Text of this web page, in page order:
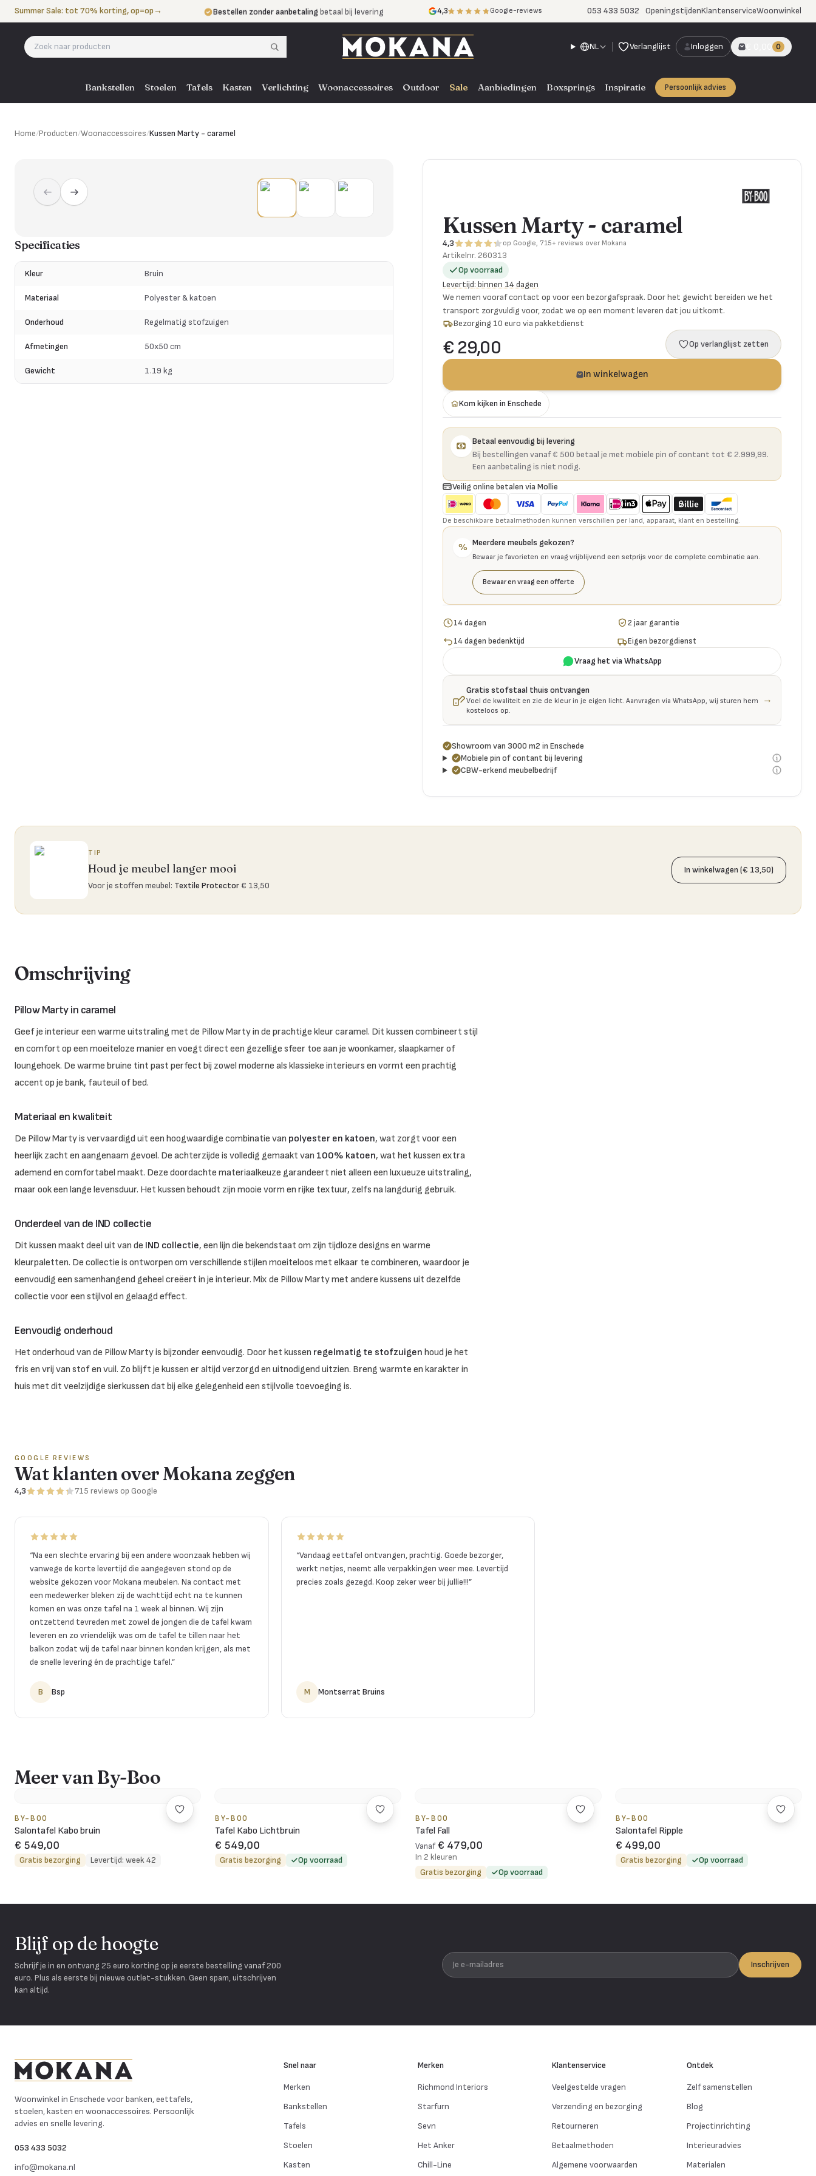
Naar de inhoud
Summer Sale: tot 70% korting, op=op→ Bestellen zonder aanbetaling betaal bij levering
Eigen bezorgdienst door heel NL, BE en DE
4,3 Google-reviews 053 433 5032 OpeningstijdenKlantenserviceWoonwinkel
NL Verlanglijst Inloggen € 0,00 0
Bankstellen Stoelen Tafels Kasten Verlichting Woonaccessoires Outdoor Sale Aanbiedingen Boxsprings Inspiratie Persoonlijk advies
Home/Producten/Woonaccessoires/Kussen Marty - caramel
Specificaties
Kleur Bruin
Materiaal Polyester & katoen
Onderhoud Regelmatig stofzuigen
Afmetingen 50x50 cm
Gewicht 1.19 kg
Kussen Marty - caramel
4,3 op Google, 715+ reviews over Mokana
Artikelnr. 260313
Op voorraad
Levertijd: binnen 14 dagen
We nemen vooraf contact op voor een bezorgafspraak. Door het gewicht bereiden we het
transport zorgvuldig voor, zodat we op een moment leveren dat jou uitkomt.
Bezorging 10 euro via pakketdienst
€ 29,00 Op verlanglijst zetten
In winkelwagen
Kom kijken in Enschede
Betaal eenvoudig bij levering
Bij bestellingen vanaf € 500 betaal je met mobiele pin of contant tot € 2.999,99.
Een aanbetaling is niet nodig.
Veilig online betalen via Mollie
De beschikbare betaalmethoden kunnen verschillen per land, apparaat, klant en bestelling.
% Meerdere meubels gekozen?
Bewaar je favorieten en vraag vrijblijvend een setprijs voor de complete combinatie aan.
Bewaar en vraag een offerte
14 dagen
2 jaar garantie
14 dagen bedenktijd
Eigen bezorgdienst
Vraag het via WhatsApp
Gratis stofstaal thuis ontvangen
Voel de kwaliteit en zie de kleur in je eigen licht. Aanvragen via WhatsApp, wij sturen hem
kosteloos op.
→
Showroom van 3000 m2 in Enschede
Mobiele pin of contant bij levering
CBW-erkend meubelbedrijf
TIP
Houd je meubel langer mooi
Voor je stoffen meubel: Textile Protector€ 13,50
In winkelwagen (€ 13,50)
Omschrijving
Pillow Marty in caramel
Geef je interieur een warme uitstraling met de Pillow Marty in de prachtige kleur caramel. Dit kussen combineert stijl
en comfort op een moeiteloze manier en voegt direct een gezellige sfeer toe aan je woonkamer, slaapkamer of
loungehoek. De warme bruine tint past perfect bij zowel moderne als klassieke interieurs en vormt een prachtig
accent op je bank, fauteuil of bed.
Materiaal en kwaliteit
De Pillow Marty is vervaardigd uit een hoogwaardige combinatie van polyester en katoen, wat zorgt voor een
heerlijk zacht en aangenaam gevoel. De achterzijde is volledig gemaakt van 100% katoen, wat het kussen extra
ademend en comfortabel maakt. Deze doordachte materiaalkeuze garandeert niet alleen een luxueuze uitstraling,
maar ook een lange levensduur. Het kussen behoudt zijn mooie vorm en rijke textuur, zelfs na langdurig gebruik.
Onderdeel van de IND collectie
Dit kussen maakt deel uit van de IND collectie, een lijn die bekendstaat om zijn tijdloze designs en warme
kleurpaletten. De collectie is ontworpen om verschillende stijlen moeiteloos met elkaar te combineren, waardoor je
eenvoudig een samenhangend geheel creëert in je interieur. Mix de Pillow Marty met andere kussens uit dezelfde
collectie voor een stijlvol en gelaagd effect.
Eenvoudig onderhoud
Het onderhoud van de Pillow Marty is bijzonder eenvoudig. Door het kussen regelmatig te stofzuigen houd je het
fris en vrij van stof en vuil. Zo blijft je kussen er altijd verzorgd en uitnodigend uitzien. Breng warmte en karakter in
huis met dit veelzijdige sierkussen dat bij elke gelegenheid een stijlvolle toevoeging is.
GOOGLE REVIEWS
Wat klanten over Mokana zeggen
4,3 715 reviews op Google
“Na een slechte ervaring bij een andere woonzaak hebben wij
vanwege de korte levertijd die aangegeven stond op de
website gekozen voor Mokana meubelen. Na contact met
een medewerker bleken zij de wachttijd echt na te kunnen
komen en was onze tafel na 1 week al binnen. Wij zijn
ontzettend tevreden met zowel de jongen die de tafel kwam
leveren en zo vriendelijk was om de tafel te tillen naar het
balkon zodat wij de tafel naar binnen konden krijgen, als met
de snelle levering én de prachtige tafel.”
B Bsp
“Vandaag eettafel ontvangen, prachtig. Goede bezorger,
werkt netjes, neemt alle verpakkingen weer mee. Levertijd
precies zoals gezegd. Koop zeker weer bij jullie!!!”
M Montserrat Bruins
Meer van By-Boo
BY-BOO
Salontafel Kabo bruin
€ 549,00
Gratis bezorging Levertijd: week 42
BY-BOO
Tafel Kabo Lichtbruin
€ 549,00
Gratis bezorging Op voorraad
BY-BOO
Tafel Fall
Vanaf € 479,00
In 2 kleuren
Gratis bezorging
Op voorraad
BY-BOO
Salontafel Ripple
€ 499,00
Gratis bezorging Op voorraad
Blijf op de hoogte
Schrijf je in en ontvang 25 euro korting op je eerste bestelling vanaf 200
euro. Plus als eerste bij nieuwe outlet-stukken. Geen spam, uitschrijven
kan altijd.
Je e-mailadres
Inschrijven
Woonwinkel in Enschede voor banken, eettafels,
stoelen, kasten en woonaccessoires. Persoonlijk
advies en snelle levering.
053 433 5032
info@mokana.nl
Snel naar
Merken
Bankstellen
Tafels
Stoelen
Kasten
Merken
Richmond Interiors
Starfurn
Sevn
Het Anker
Chill-Line
Klantenservice
Veelgestelde vragen
Verzending en bezorging
Retourneren
Betaalmethoden
Algemene voorwaarden
Ontdek
Zelf samenstellen
Blog
Projectinrichting
Interieuradvies
Materialen